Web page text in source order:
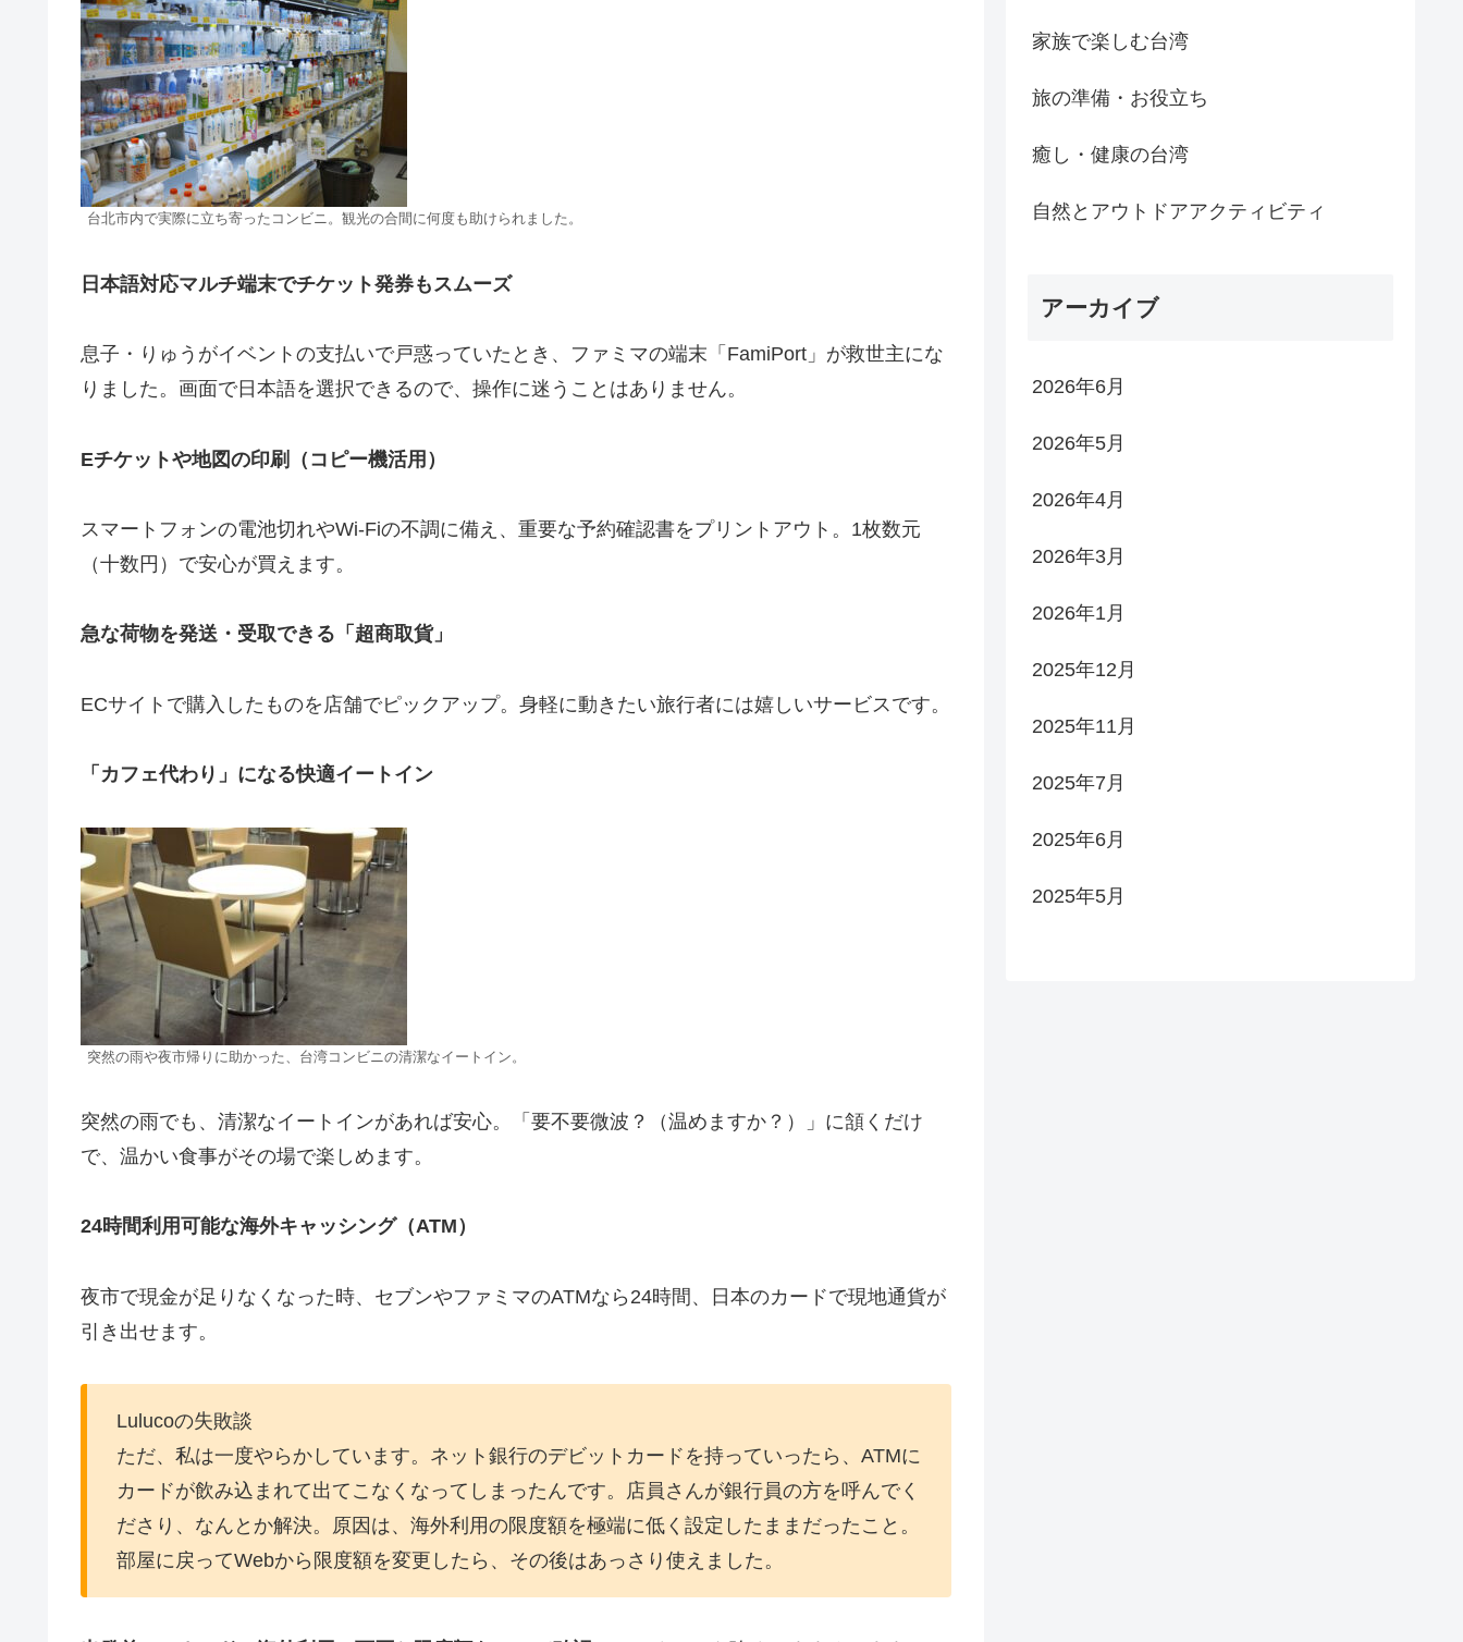
台北市内で実際に立ち寄ったコンビニ。観光の合間に何度も助けられました。
日本語対応マルチ端末でチケット発券もスムーズ
息子・りゅうがイベントの支払いで戸惑っていたとき、ファミマの端末「FamiPort」が救世主にな
りました。画面で日本語を選択できるので、操作に迷うことはありません。
Eチケットや地図の印刷（コピー機活用）
スマートフォンの電池切れやWi-Fiの不調に備え、重要な予約確認書をプリントアウト。1枚数元
（十数円）で安心が買えます。
急な荷物を発送・受取できる「超商取貨」
ECサイトで購入したものを店舗でピックアップ。身軽に動きたい旅行者には嬉しいサービスです。
「カフェ代わり」になる快適イートイン
突然の雨や夜市帰りに助かった、台湾コンビニの清潔なイートイン。
突然の雨でも、清潔なイートインがあれば安心。「要不要微波？（温めますか？）」に頷くだけ
で、温かい食事がその場で楽しめます。
24時間利用可能な海外キャッシング（ATM）
夜市で現金が足りなくなった時、セブンやファミマのATMなら24時間、日本のカードで現地通貨が
引き出せます。
Lulucoの失敗談
ただ、私は一度やらかしています。ネット銀行のデビットカードを持っていったら、ATMに
カードが飲み込まれて出てこなくなってしまったんです。店員さんが銀行員の方を呼んでく
ださり、なんとか解決。原因は、海外利用の限度額を極端に低く設定したままだったこと。
部屋に戻ってWebから限度額を変更したら、その後はあっさり使えました。
家族で楽しむ台湾
旅の準備・お役立ち
癒し・健康の台湾
自然とアウトドアアクティビティ
アーカイブ
2026年6月
2026年5月
2026年4月
2026年3月
2026年1月
2025年12月
2025年11月
2025年7月
2025年6月
2025年5月